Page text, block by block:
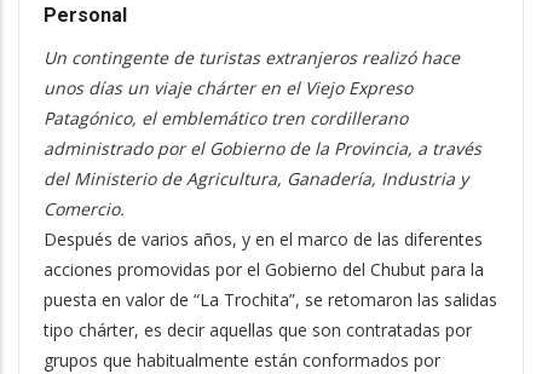
Personal
Un contingente de turistas extranjeros realizó hace
unos días un viaje chárter en el Viejo Expreso
Patagónico, el emblemático tren cordillerano
administrado por el Gobierno de la Provincia, a través
del Ministerio de Agricultura, Ganadería, Industria y
Comercio.
Después de varios años, y en el marco de las diferentes
acciones promovidas por el Gobierno del Chubut para la
puesta en valor de “La Trochita”, se retomaron las salidas
tipo chárter, es decir aquellas que son contratadas por
grupos que habitualmente están conformados por